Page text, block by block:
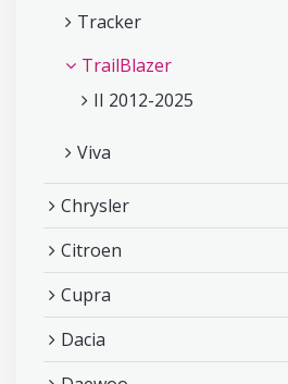
Tracker
TrailBlazer
II 2012-2025
Viva
Chrysler
Citroen
Cupra
Dacia